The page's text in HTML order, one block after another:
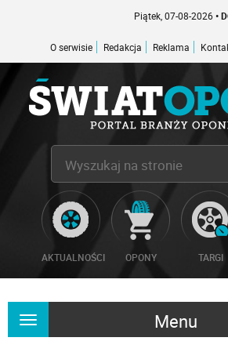
Piątek, 07-08-2026• DO
O serwisie Redakcja Reklama
AKTUALNOŚCI OPONY TARGI
Menu
Rozwiń